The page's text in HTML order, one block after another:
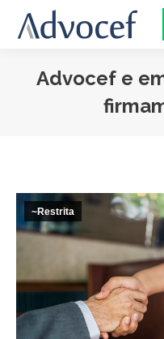
Advocef e
~Restrita